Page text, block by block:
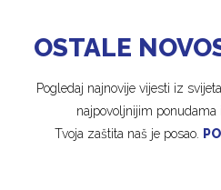
OSTALE
Pogledaj najnovije vijesti iz
najpovoljnijim ponudama
Tvoja zaštita naš je posao.